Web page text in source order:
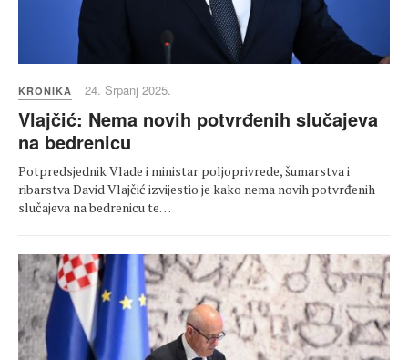
KRONIKA 24. Srpanj 2025.
Vlajčić: Nema novih potvrđenih slučajeva
na bedrenicu
Potpredsjednik Vlade i ministar poljoprivrede, šumarstva i
ribarstva David Vlajčić izvijestio je kako nema novih potvrđenih
slučajeva na bedrenicu te…